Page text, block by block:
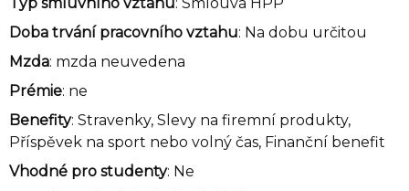
Doba trvání pracovního vztahu: Na dobu určitou
Mzda: mzda neuvedena
Prémie: ne
Benefity: Stravenky, Slevy na firemní produkty,
Příspěvek na sport nebo volný čas, Finanční benefit
Vhodné pro studenty: Ne